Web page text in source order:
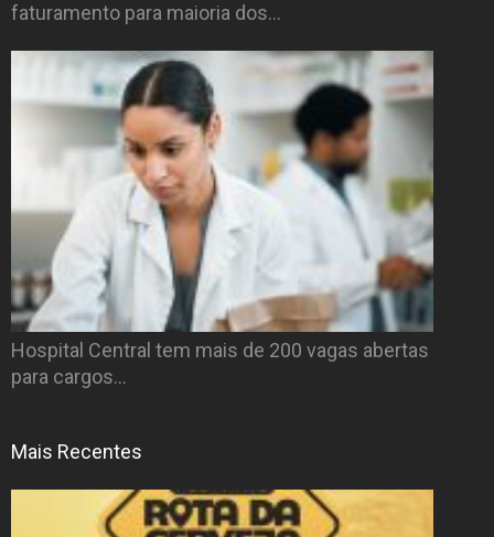
faturamento para maioria dos…
Hospital Central tem mais de 200 vagas abertas
para cargos…
Mais Recentes